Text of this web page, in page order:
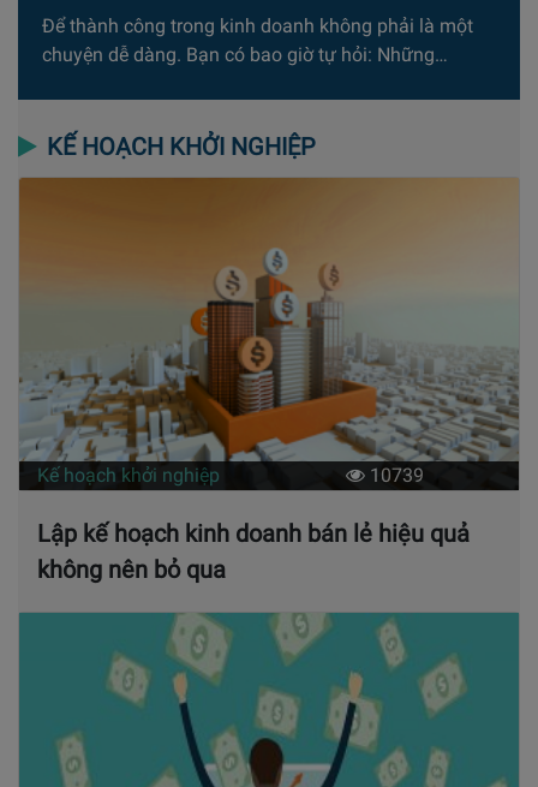
Để thành công trong kinh doanh không phải là một
chuyện dễ dàng. Bạn có bao giờ tự hỏi: Những…
KẾ HOẠCH KHỞI NGHIỆP
Kế hoạch khởi nghiệp 10739
Lập kế hoạch kinh doanh bán lẻ hiệu quả
không nên bỏ qua